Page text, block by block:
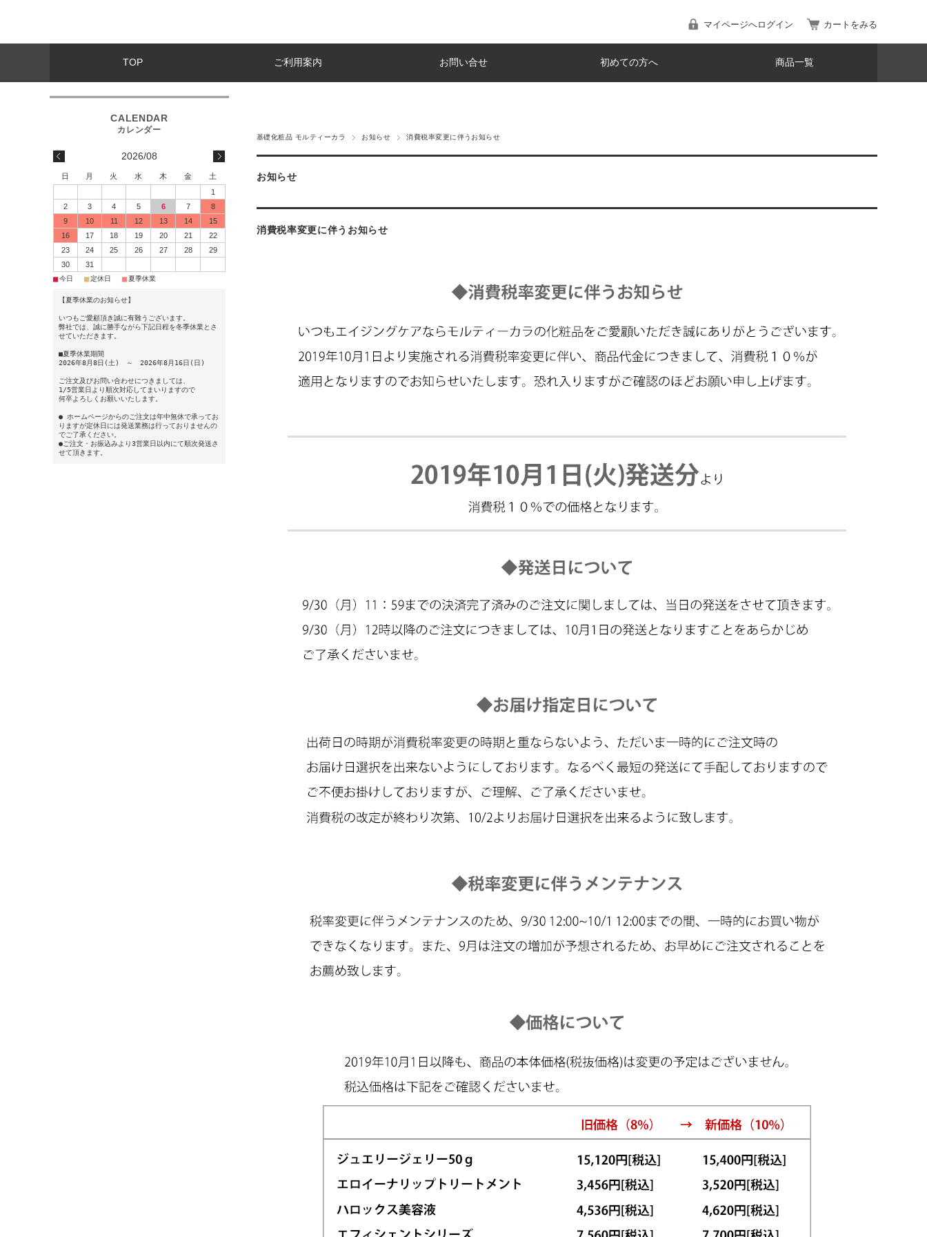
マイページへログイン カートをみる
TOP ご利用案内 お問い合せ 初めての方へ 商品一覧
基礎化粧品 モルティーカラ お知らせ 消費税率変更に伴うお知らせ
お知らせ
消費税率変更に伴うお知らせ
2026/08
日 月 火 水 木 金
土
1
2
3 4 5 6 7
8
9
10 11 12 13 14
15
16
17 18 19 20 21
22
23
24 25 26 27 28
29
30
31
■今日 ■定休日 ■夏季休業
【夏季休業のお知らせ】
いつもご愛顧頂き誠に有難うございます。
弊社では、誠に勝手ながら下記日程を冬季休業とさ
せていただきます。
■夏季休業期間
2026年8月8日(土) ～ 2026年8月16日(日)
ご注文及びお問い合わせにつきましては、
1/5営業日より順次対応してまいりますので
何卒よろしくお願いいたします。
● ホームページからのご注文は年中無休で承ってお
りますが定休日には発送業務は行っておりませんの
でご了承ください。
●ご注文・お振込みより3営業日以内にて順次発送さ
せて頂きます。